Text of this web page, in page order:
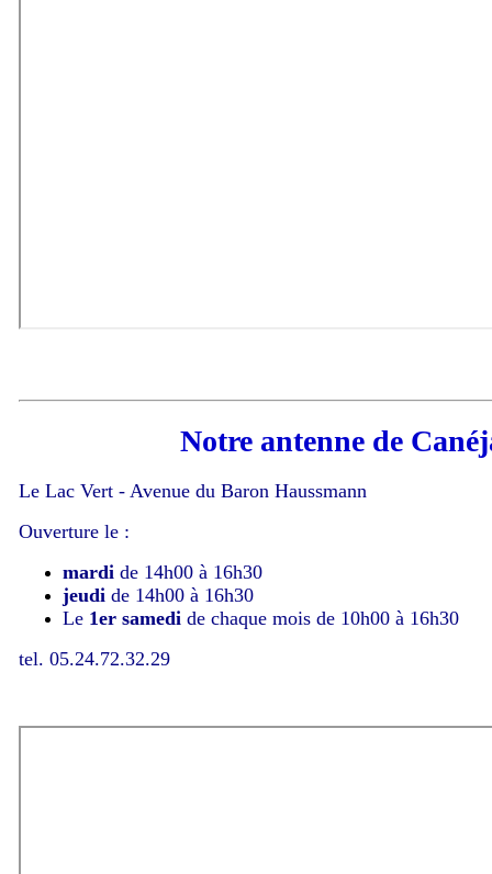
Notre antenne de
Le Lac Vert - Avenue du Baron Haussmann
Ouverture le :
mardi de 14h00 à 16h30
jeudi de 14h00 à 16h30
Le 1er samedi de chaque mois de 10h00 à 16h30
tel. 05.24.72.32.29